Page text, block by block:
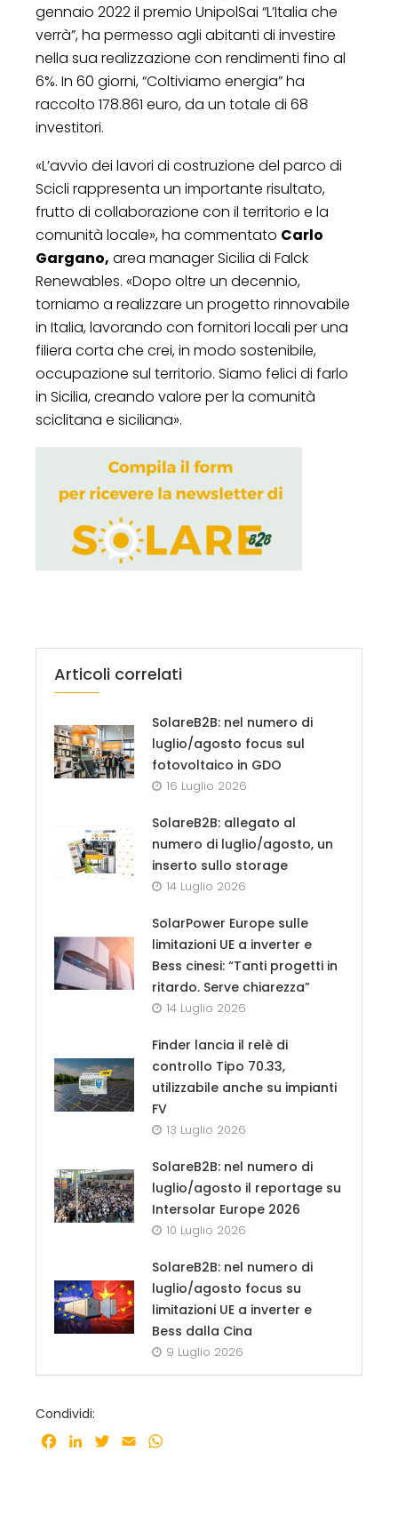
gennaio 2022 il premio UnipolSai “L’Italia che
verrà”, ha permesso agli abitanti di investire
nella sua realizzazione con rendimenti fino al
6%. In 60 giorni, “Coltiviamo energia” ha
raccolto 178.861 euro, da un totale di 68
investitori.
«L’avvio dei lavori di costruzione del parco di
Scicli rappresenta un importante risultato,
frutto di collaborazione con il territorio e la
comunità locale», ha commentato Carlo
Gargano, area manager Sicilia di Falck
Renewables. «Dopo oltre un decennio,
torniamo a realizzare un progetto rinnovabile
in Italia, lavorando con fornitori locali per una
filiera corta che crei, in modo sostenibile,
occupazione sul territorio. Siamo felici di farlo
in Sicilia, creando valore per la comunità
sciclitana e siciliana».
Articoli correlati
SolareB2B: nel numero di
luglio/agosto focus sul
fotovoltaico in GDO
16 Luglio 2026
SolareB2B: allegato al
numero di luglio/agosto, un
inserto sullo storage
14 Luglio 2026
SolarPower Europe sulle
limitazioni UE a inverter e
Bess cinesi: “Tanti progetti in
ritardo. Serve chiarezza”
14 Luglio 2026
Finder lancia il relè di
controllo Tipo 70.33,
utilizzabile anche su impianti
FV
13 Luglio 2026
SolareB2B: nel numero di
luglio/agosto il reportage su
Intersolar Europe 2026
10 Luglio 2026
SolareB2B: nel numero di
luglio/agosto focus su
limitazioni UE a inverter e
Bess dalla Cina
9 Luglio 2026
Condividi:
Facebook
LinkedInTwitter
Email